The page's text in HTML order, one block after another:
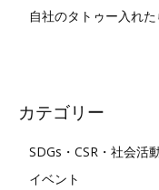
自社のタトゥー入れ
カテゴリー
SDGs・CSR・社会活
イベント